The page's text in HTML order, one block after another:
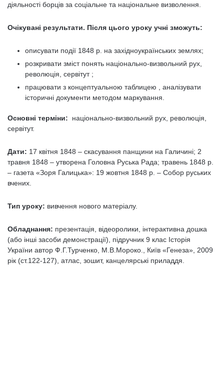
діяльності борців за соціальне та національне визволення.
Очікувані результати. Після цього уроку учні зможуть:
описувати події 1848 р. на західноукраїнських землях;
розкривати зміст понять національно-визвольний рух,
революція, сервітут ;
працювати з концептуальною таблицею , аналізувати
історичні документи методом маркування.
Основні терміни: національно-визвольний рух, революція,
сервітут.
Дати: 17 квітня 1848 – скасування панщини на Галичині; 2
травня 1848 – утворена Головна Руська Рада; травень 1848 р.
– газета «Зоря Галицька»: 19 жовтня 1848 р. – Собор руських
вчених.
Тип уроку: вивчення нового матеріалу.
Обладнання: презентація, відеоролики, інтерактивна дошка
(або інші засоби демонстрації), підручник 9 клас Історія
України автор Ф.Г.Турченко, М.В.Мороко., Київ «Генеза», 2009
рік (ст.122-127), атлас, зошит, канцелярські приладдя.